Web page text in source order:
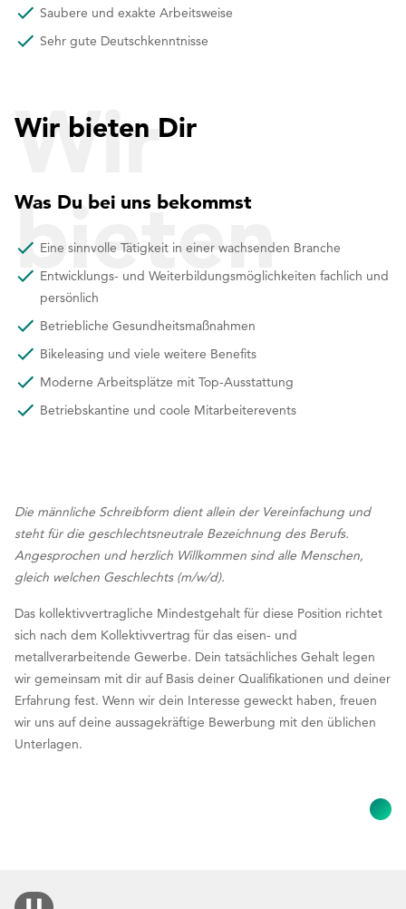
Saubere und exakte Arbeitsweise
Sehr gute Deutschkenntnisse
Wir
bieten
Dir
Wir bieten Dir
Was Du bei uns bekommst
Eine sinnvolle Tätigkeit in einer wachsenden Branche
Entwicklungs- und Weiterbildungsmöglichkeiten fachlich und
persönlich
Betriebliche Gesundheitsmaßnahmen
Bikeleasing und viele weitere Benefits
Moderne Arbeitsplätze mit Top-Ausstattung
Betriebskantine und coole Mitarbeiterevents
Die männliche Schreibform dient allein der Vereinfachung und
steht für die geschlechtsneutrale Bezeichnung des Berufs.
Angesprochen und herzlich Willkommen sind alle Menschen,
gleich welchen Geschlechts (m/w/d).
Das kollektivvertragliche Mindestgehalt für diese Position richtet
sich nach dem Kollektivvertrag für das eisen- und
metallverarbeitende Gewerbe. Dein tatsächliches Gehalt legen
wir gemeinsam mit dir auf Basis deiner Qualifikationen und deiner
Erfahrung fest. Wenn wir dein Interesse geweckt haben, freuen
wir uns auf deine aussagekräftige Bewerbung mit den üblichen
Unterlagen.